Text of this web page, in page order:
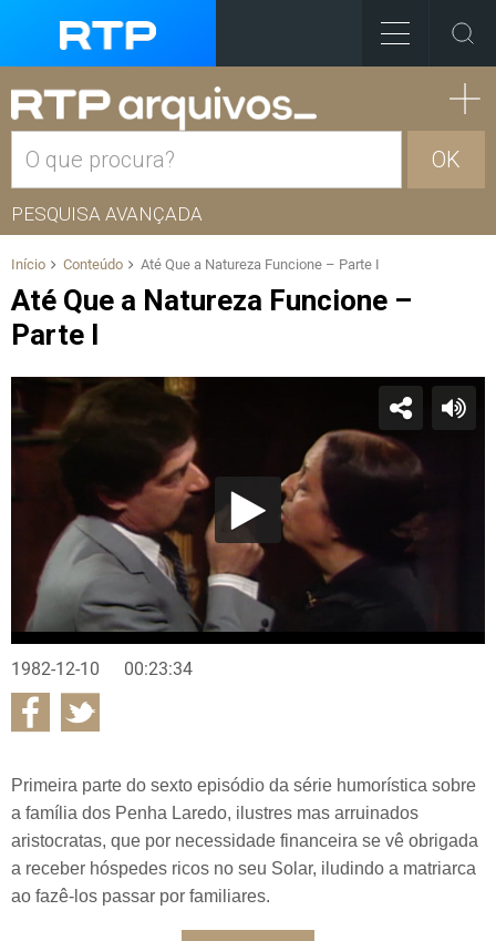
OK
PESQUISA AVANÇADA
Início Conteúdo Até Que a Natureza Funcione – Parte I
Até Que a Natureza Funcione –
Parte I
1982-12-10 00:23:34
Primeira parte do sexto episódio da série humorística sobre
a família dos Penha Laredo, ilustres mas arruinados
aristocratas, que por necessidade financeira se vê obrigada
a receber hóspedes ricos no seu Solar, iludindo a matriarca
ao fazê-los passar por familiares.